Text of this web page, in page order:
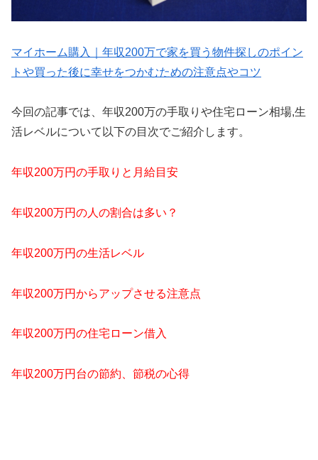
マイホーム購入｜年収200万で家を買う物件探しのポイン
トや買った後に幸せをつかむための注意点やコツ
今回の記事では、年収200万の手取りや住宅ローン相場,生
活レベルについて以下の目次でご紹介します。
年収200万円の手取りと月給目安
年収200万円の人の割合は多い？
年収200万円の生活レベル
年収200万円からアップさせる注意点
年収200万円の住宅ローン借入
年収200万円台の節約、節税の心得